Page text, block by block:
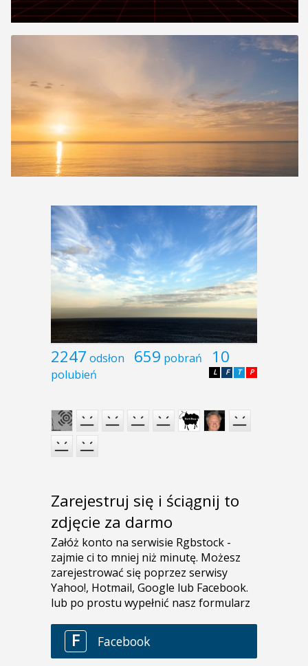
2247 odsłon 659 pobrań 10
polubień P
T
F
L
Zarejestruj się i ściągnij to
zdjęcie za darmo